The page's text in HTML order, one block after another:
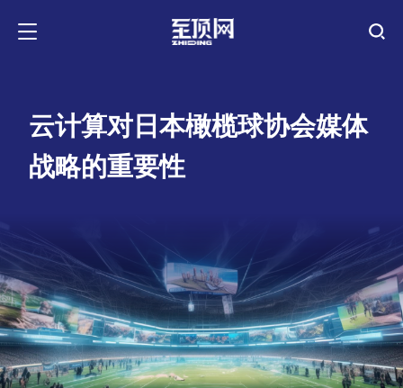
云计算对日本橄榄球协会媒体
战略的重要性